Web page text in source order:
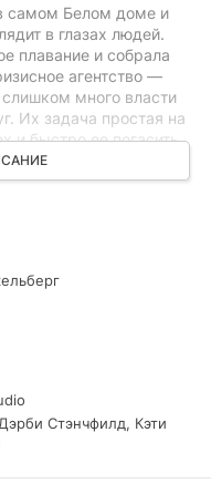
самом Белом доме и
в глазах людей.
плавание и собрала
агентство —
слишком много власти
Их задача простая на
и быстро ее погасить.
не разлетелась по
позор. Работают
Стэнчфилд, Кэти